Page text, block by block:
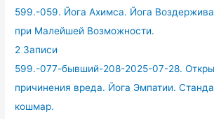
599.-059. Йога Ахимса. Йога
при Малейшей Возможности.
2 Записи
599.-077-бывший-208-2025-07-28.
причинения вреда. Йога Эмпатии.
кошмар.